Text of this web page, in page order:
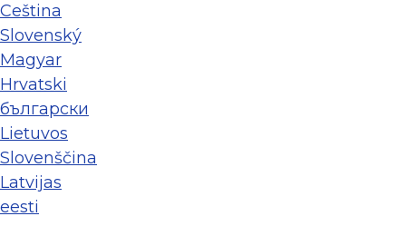
Ceština
Slovenský
Magyar
Hrvatski
български
Lietuvos
Slovenščina
Latvijas
eesti